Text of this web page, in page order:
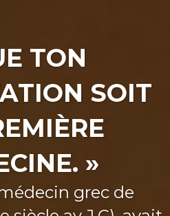
TON
SOIT
»
grec de